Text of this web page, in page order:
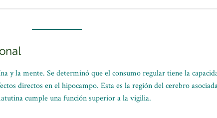
y la mente. Se determinó que el consumo regular tiene la
directos en el hipocampo. Esta es la región del cerebro
cumple una función superior a la vigilia.